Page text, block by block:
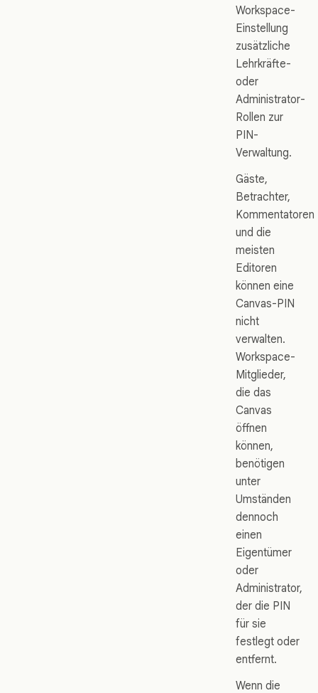
Workspace-
Einstellung
zusätzliche
Lehrkräfte-
oder
Administrator-
Rollen zur
PIN-
Verwaltung.
Gäste,
Betrachter,
Kommentatoren
und die
meisten
Editoren
können eine
Canvas-PIN
nicht
verwalten.
Workspace-
Mitglieder,
die das
Canvas
öffnen
können,
benötigen
unter
Umständen
dennoch
einen
Eigentümer
oder
Administrator,
der die PIN
für sie
festlegt oder
entfernt.
Wenn die